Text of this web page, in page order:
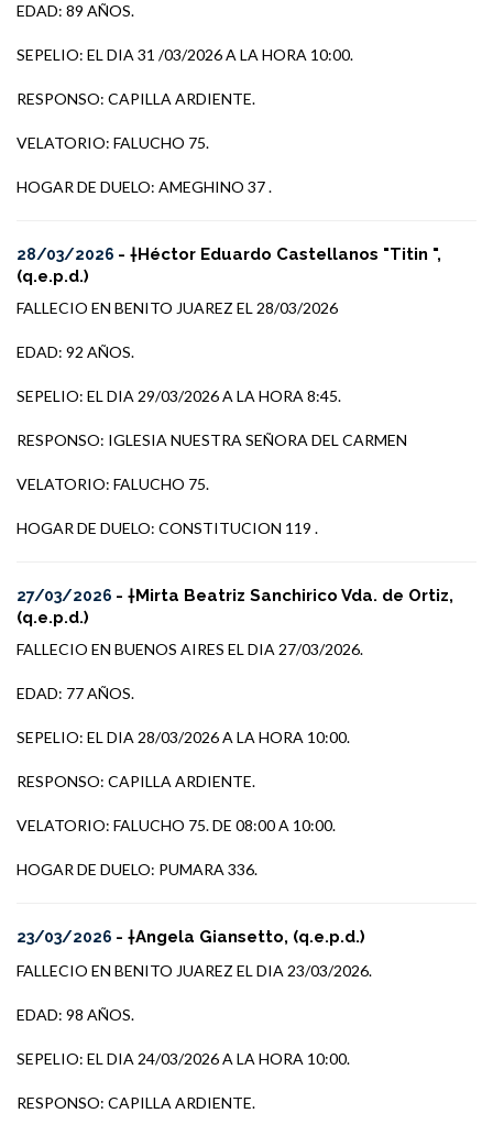
EDAD: 89 AÑOS.
SEPELIO: EL DIA 31 /03/2026 A LA HORA 10:00.
RESPONSO: CAPILLA ARDIENTE.
VELATORIO: FALUCHO 75.
HOGAR DE DUELO: AMEGHINO 37 .
28/03/2026 - †Héctor Eduardo Castellanos "Titin ",
(q.e.p.d.)
FALLECIO EN BENITO JUAREZ EL 28/03/2026
EDAD: 92 AÑOS.
SEPELIO: EL DIA 29/03/2026 A LA HORA 8:45.
RESPONSO: IGLESIA NUESTRA SEÑORA DEL CARMEN
VELATORIO: FALUCHO 75.
HOGAR DE DUELO: CONSTITUCION 119 .
27/03/2026 - †Mirta Beatriz Sanchirico Vda. de Ortiz,
(q.e.p.d.)
FALLECIO EN BUENOS AIRES EL DIA 27/03/2026.
EDAD: 77 AÑOS.
SEPELIO: EL DIA 28/03/2026 A LA HORA 10:00.
RESPONSO: CAPILLA ARDIENTE.
VELATORIO: FALUCHO 75. DE 08:00 A 10:00.
HOGAR DE DUELO: PUMARA 336.
23/03/2026 - †Angela Giansetto, (q.e.p.d.)
FALLECIO EN BENITO JUAREZ EL DIA 23/03/2026.
EDAD: 98 AÑOS.
SEPELIO: EL DIA 24/03/2026 A LA HORA 10:00.
RESPONSO: CAPILLA ARDIENTE.